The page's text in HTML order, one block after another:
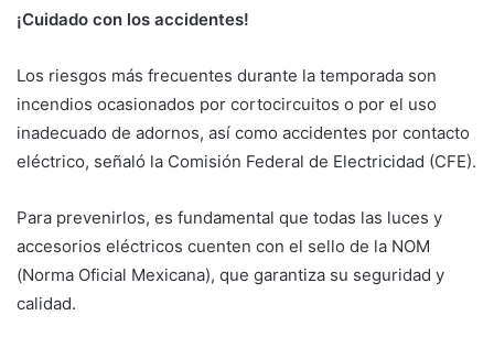
¡Cuidado con los accidentes!
Los riesgos más frecuentes durante la temporada son
incendios ocasionados por cortocircuitos o por el uso
inadecuado de adornos, así como accidentes por contacto
eléctrico, señaló la Comisión Federal de Electricidad (CFE).
Para prevenirlos, es fundamental que todas las luces y
accesorios eléctricos cuenten con el sello de la NOM
(Norma Oficial Mexicana), que garantiza su seguridad y
calidad.